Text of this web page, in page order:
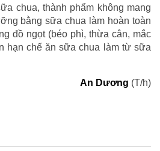
chua, thành phẩm không mang
bằng sữa chua làm hoàn toàn
đồ ngọt (béo phì, thừa cân, mắc
hạn chế ăn sữa chua làm từ sữa
An Dương (T/h)